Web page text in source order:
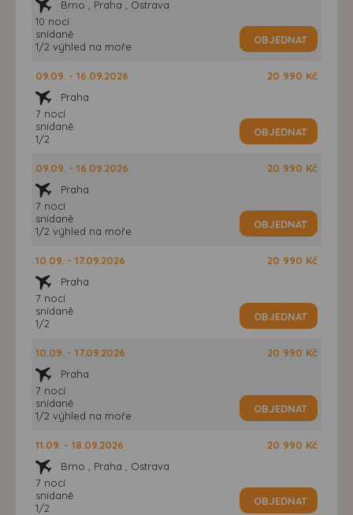
Brno , Praha , Ostrava
10 nocí
snídaně
1/2 výhled na moře
OBJEDNAT
09.09. - 16.09.2026
Praha
7 nocí
snídaně
1/2
20 990 Kč
OBJEDNAT
09.09. - 16.09.2026
Praha
7 nocí
snídaně
1/2 výhled na moře
20 990 Kč
OBJEDNAT
10.09. - 17.09.2026
Praha
7 nocí
snídaně
1/2
20 990 Kč
OBJEDNAT
10.09. - 17.09.2026
Praha
7 nocí
snídaně
1/2 výhled na moře
20 990 Kč
OBJEDNAT
11.09. - 18.09.2026
Brno , Praha , Ostrava
7 nocí
snídaně
1/2
20 990 Kč
OBJEDNAT